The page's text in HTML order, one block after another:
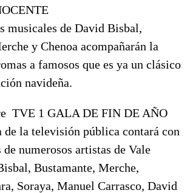
musicales de David Bisbal,
y Chenoa acompañarán la
a famosos que es ya un clásico
navideña.
 TVE 1 GALA DE FIN DE AÑO
de la televisión pública contará con
de numerosos artistas de Vale
Bustamante, Merche,
Soraya, Manuel Carrasco, David